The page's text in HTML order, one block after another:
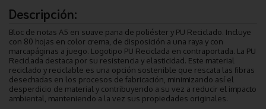
Descripción:
Bloc de notas A5 en suave pana de poliéster y PU Reciclado. Incluye
con 80 hojas en color crema, de disposición a una raya y con
marcapáginas a juego. Logotipo PU Reciclada en contraportada. La PU
Reciclada destaca por su resistencia y elasticidad. Este material
reciclado y reciclable es una opción sostenible que rescata las fibras
desechadas en los procesos de fabricación, minimizando así el
desperdicio de material y contribuyendo a su vez a reducir el impacto
ambiental, manteniendo a la vez sus propiedades originales.